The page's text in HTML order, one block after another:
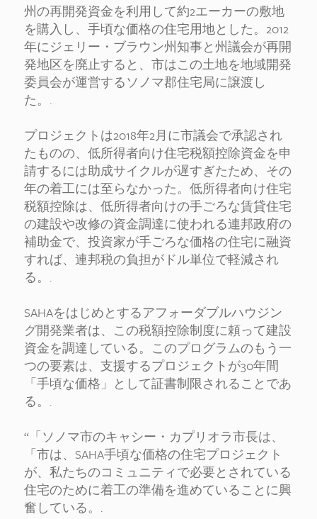
州の再開発資金を利用して約2エーカーの敷地
を購入し、手頃な価格の住宅用地とした。2012
年にジェリー・ブラウン州知事と州議会が再開
発地区を廃止すると、市はこの土地を地域開発
委員会が運営するソノマ郡住宅局に譲渡し
た。.
プロジェクトは2018年2月に市議会で承認され
たものの、低所得者向け住宅税額控除資金を申
請するには助成サイクルが遅すぎたため、その
年の着工には至らなかった。低所得者向け住宅
税額控除は、低所得者向けの手ごろな賃貸住宅
の建設や改修の資金調達に使われる連邦政府の
補助金で、投資家が手ごろな価格の住宅に融資
すれば、連邦税の負担がドル単位で軽減され
る。.
SAHAをはじめとするアフォーダブルハウジン
グ開発業者は、この税額控除制度に頼って建設
資金を調達している。このプログラムのもう一
つの要素は、支援するプロジェクトが30年間
「手頃な価格」として証書制限されることであ
る。.
“「ソノマ市のキャシー・カプリオラ市長は、
「市は、SAHA手頃な価格の住宅プロジェクト
が、私たちのコミュニティで必要とされている
住宅のために着工の準備を進めていることに興
奮している。.